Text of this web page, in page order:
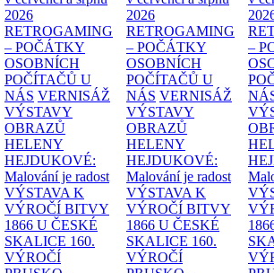
2026
RETROGAMING
– POČÁTKY
OSOBNÍCH
POČÍTAČŮ U
NÁS VERNISÁŽ
VÝSTAVY
OBRAZŮ
HELENY
HEJDUKOVÉ:
Malování je radost
VÝSTAVA K
VÝROČÍ BITVY
1866 U ČESKÉ
SKALICE 160.
VÝROČÍ
2026
RETROGAMING
– POČÁTKY
OSOBNÍCH
POČÍTAČŮ U
NÁS VERNISÁŽ
VÝSTAVY
OBRAZŮ
HELENY
HEJDUKOVÉ:
Malování je radost
VÝSTAVA K
VÝROČÍ BITVY
1866 U ČESKÉ
SKALICE 160.
VÝROČÍ
–